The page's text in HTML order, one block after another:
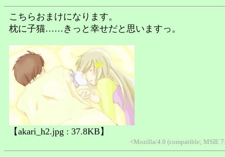
こちらおまけになります。
枕に子猫……きっと幸せだと思いますっ。
【akari_h2.jpg : 37.8KB】
<Mozilla/4.0 (compatible; MSIE